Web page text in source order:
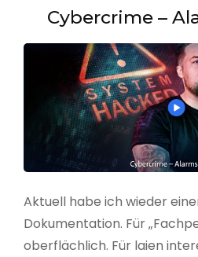
Cybercrime –
Aktuell habe ich wieder
Dokumentation. Für
oberflächlich. Für laien